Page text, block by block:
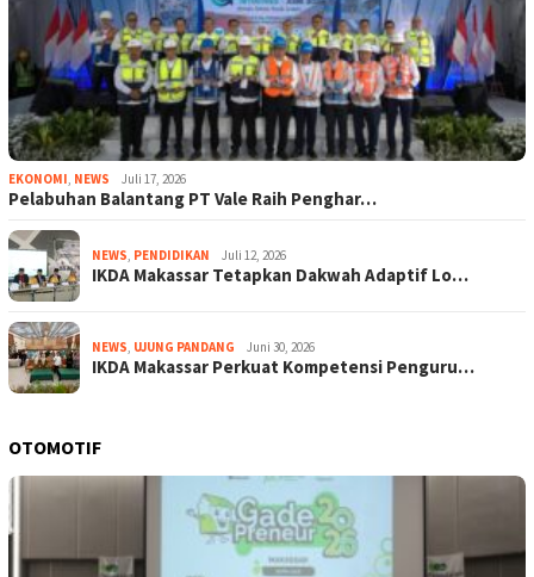
EKONOMI, NEWS Juli 17, 2026
Pelabuhan Balantang PT Vale Raih Penghar…
NEWS, PENDIDIKAN Juli 12, 2026
IKDA Makassar Tetapkan Dakwah Adaptif Lo…
NEWS, UJUNG PANDANG Juni 30, 2026
IKDA Makassar Perkuat Kompetensi Penguru…
OTOMOTIF